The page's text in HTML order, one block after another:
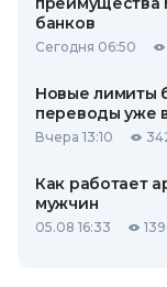
банков
Сегодня 06:50
Новые лимиты
переводы уже
Вчера 13:10
Как работает
мужчин
05.08 16:33